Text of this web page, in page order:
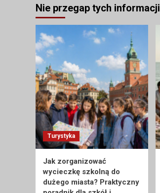
Nie przegap tych informacji
Turystyka
Jak zorganizować
wycieczkę szkolną do
dużego miasta? Praktyczny